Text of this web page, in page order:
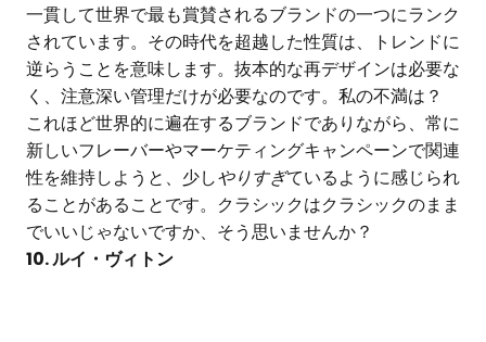
一貫して世界で最も賞賛されるブランドの一つにランク
されています。その時代を超越した性質は、トレンドに
逆らうことを意味します。抜本的な再デザインは必要な
く、注意深い管理だけが必要なのです。私の不満は？
これほど世界的に遍在するブランドでありながら、常に
新しいフレーバーやマーケティングキャンペーンで関連
性を維持しようと、少しやりすぎているように感じられ
ることがあることです。クラシックはクラシックのまま
でいいじゃないですか、そう思いませんか？
10. ルイ・ヴィトン